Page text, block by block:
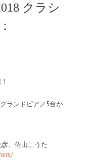
クラシ
ランドピアノ5台が
、佐山こうた